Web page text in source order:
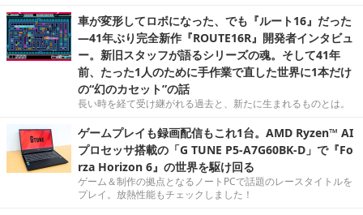
車が変形してロボになった、でも『ルート16』だった
―41年ぶり完全新作『ROUTE16R』開発者インタビュ
ー。新旧スタッフが語るシリーズの魂。そして41年
前、たった1人のために手作業で直した世界に1本だけ
の“幻のカセット”の話
長い時を経て受け継がれる過去と、新たに生まれるものとは。
ゲームプレイも録画配信もこれ1台。AMD Ryzen™ AI
プロセッサ搭載の「G TUNE P5-A7G60BK-D」で『Fo
rza Horizon 6』の世界を駆け回る
ゲーム＆制作の拠点となるノートPCで話題のレースタイトルを
プレイ。放熱性能もチェックしました！